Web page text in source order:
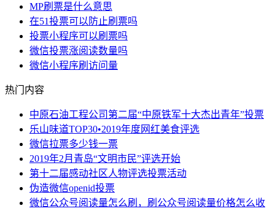
MP刷票是什么意思
在51投票可以防止刷票吗
投票小程序可以刷票吗
微信投票涨阅读数量吗
微信小程序刷访问量
热门内容
中原石油工程公司第二届“中原铁军十大杰出青年”投票
乐山味道TOP30•2019年度网红美食评选
微信拉票多少钱一票
2019年2月青岛“文明市民”评选开始
第十二届感动社区人物评选投票活动
伪造微信openid投票
微信公众号阅读量怎么刷，刷公众号阅读量价格怎么收